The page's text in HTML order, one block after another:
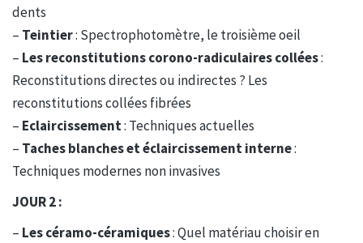
dents
– Teintier: Spectrophotomètre, le troisième oeil
– Les reconstitutions corono-radiculaires collées:
Reconstitutions directes ou indirectes ? Les
reconstitutions collées fibrées
– Eclaircissement: Techniques actuelles
– Taches blanches et éclaircissement interne:
Techniques modernes non invasives
JOUR 2 :
– Les céramo-céramiques: Quel matériau choisir en